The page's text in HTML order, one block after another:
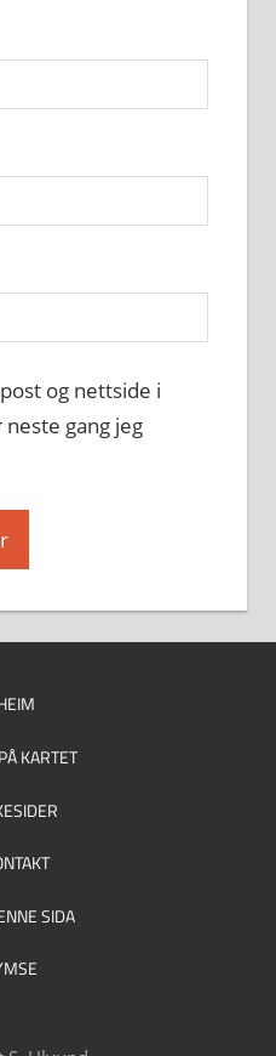
og nettside i
gang jeg
KARTET
SIDA